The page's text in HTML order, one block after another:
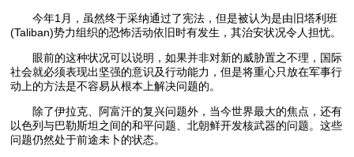
今年1月，虽然终于采纳通过了宪法，但是被认为是由旧塔利班
(Taliban)势力组织的恐怖活动依旧时有发生，其治安状况令人担忧。
眼前的这种状况可以说明，如果并非对新的威胁置之不理，国际
社会就必须表现出坚强的意识及行动能力，但是将重心只放在军事行
动上的方法是不容易从根本上解决问题的。
除了伊拉克、阿富汗的复兴问题外，当今世界最大的焦点，还有
以色列与巴勒斯坦之间的和平问题、北朝鲜开发核武器的问题。这些
问题仍然处于前途未卜的状态。